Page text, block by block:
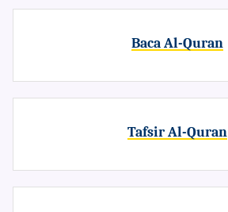
Baca Al-Quran
Tafsir Al-Quran